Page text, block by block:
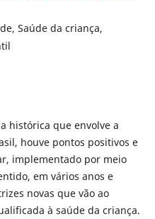
Saúde da criança,
histórica que envolve a
houve pontos positivos e
implementado por meio
em vários anos e
novas que vão ao
à saúde da criança.